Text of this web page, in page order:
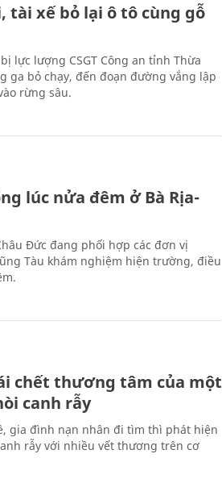
tài xế bỏ lại ô tô cùng gỗ
lực lượng CSGT Công an tỉnh Thừa
ga bỏ chạy, đến đoạn đường vắng lập
rừng sâu.
lúc nửa đêm ở Bà Rịa-
Đức đang phối hợp các đơn vị
Tàu khám nghiệm hiện trường, điều
chết thương tâm của một
canh rẫy
gia đình nạn nhân đi tìm thì phát hiện
rẫy với nhiều vết thương trên cơ